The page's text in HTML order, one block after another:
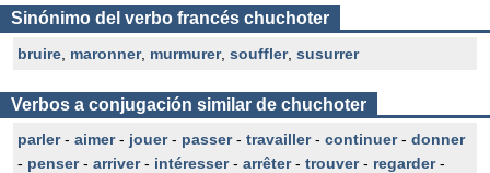
Sinónimo del verbo francés chuchoter
bruire maronner, murmurer, souffler, susurrer
Verbos a conjugación similar de chuchoter
parler- aimer- jouer- passer- travailler- continuer- donner
- penser- arriver- intéresser- arrêter- trouver- regarder-